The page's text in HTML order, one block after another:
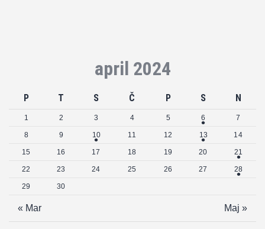
april 2024
P T S Č P S N
« Mar Maj »
1 2 3 4 5 6 7
8 9 10 11 12 13 14
15 16 17 18 19 20 21
22 23 24 25 26 27 28
29 30